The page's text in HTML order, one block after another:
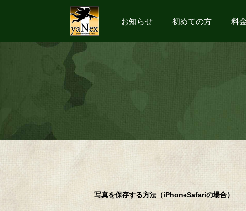
お知らせ 初めての方 料金
写真を保存する方法（iPhoneSafariの場合）